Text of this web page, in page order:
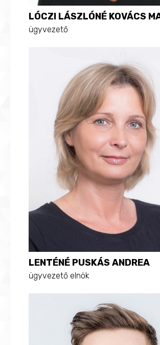
LÓCZI LÁSZLÓNÉ KOVÁCS
ügyvezető
LENTÉNÉ PUSKÁS ANDREA
ügyvezető elnök